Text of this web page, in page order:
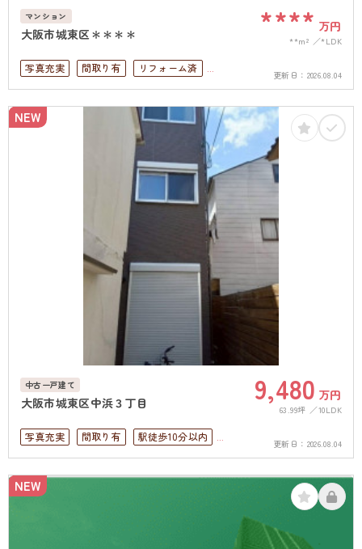
マンション
大阪市城東区＊＊＊＊ **** 万円
**m² *LDK
写真充実 間取り有
リフォーム済
駅徒歩10分以内
ペット可
高層階
オートロック
オール電化
更新日： 2026.08.04
NEW
中古一戸建て
大阪市城東区中浜３丁目 9,480 万円
63.99坪 10LDK
写真充実 間取り有
駅徒歩10分以内
ペット可
4LDK以上 上下水道完備
更新日： 2026.08.04
NEW